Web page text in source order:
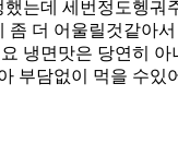
는데 세번정도헹궈
좀 더 어울릴것같아
냉면맛은 당연히 아
부담없이 먹을 수있